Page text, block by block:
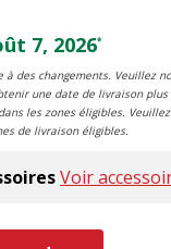
7, 2026*
des changements. Veuillez
une date de livraison
les zones éligibles.
de livraison éligibles.
Voir